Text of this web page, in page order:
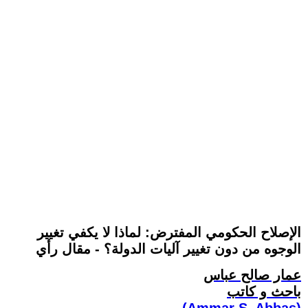
الإصلاح الحكومي المفترض: لماذا لا يكفي تغيير
الوجوه من دون تغيير آليات الدولة؟ - مقال رأي
عمار صالح عباس
باحث و كاتب